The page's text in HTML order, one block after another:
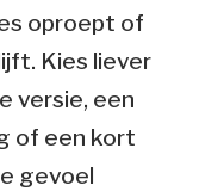
oproept of
Kies liever
versie, een
of een kort
gevoel